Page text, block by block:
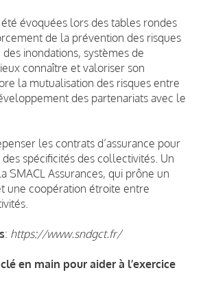
évoquées lors des tables rondes
de la prévention des risques
inondations, systèmes de
connaître et valoriser son
la mutualisation des risques entre
des partenariats avec le
les contrats d’assurance pour
spécificités des collectivités. Un
SMACL Assurances, qui prône un
une coopération étroite entre
: https://www.sndgct.fr/
en main pour aider à l’exercice